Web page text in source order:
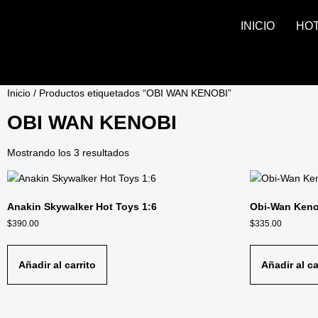
INICIO
Inicio / Productos etiquetados “OBI WAN KENOBI”
OBI WAN KENOBI
Mostrando los 3 resultados
Anakin Skywalker Hot Toys 1:6
$390.00
Añadir al carrito
Obi-Wan
$335.00
Añadir al